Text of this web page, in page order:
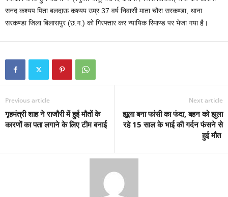
सनद कश्यप पिता बलदाऊ कश्यप उम्र 37 वर्ष निवासी माता चौरा सरकण्डा, थाना
सरकण्डा जिला बिलासपुर (छ.ग.) को गिरफ्तार कर न्यायिक रिमाण्ड पर भेजा गया है।
Previous article
गृहमंत्री शाह ने राजौरी में हुई मौतों के
कारणों का पता लगाने के लिए टीम बनाई
Next article
झूला बना फांसी का फंदा, बहन को झुला
रहे 15 साल के भाई की गर्दन फंसने से
हुई मौत